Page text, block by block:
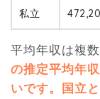
私立
平均年収は複
の推定平均年
いです。国立